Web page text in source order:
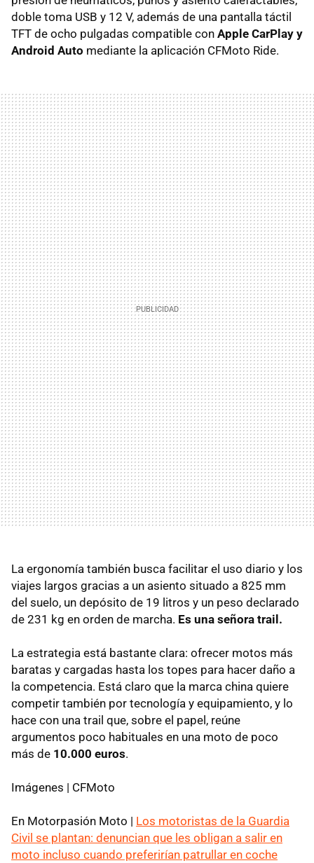
doble toma USB y 12 V, además de una pantalla táctil
TFT de ocho pulgadas compatible con Apple CarPlay y
Android Auto mediante la aplicación CFMoto Ride.
La ergonomía también busca facilitar el uso diario y los
viajes largos gracias a un asiento situado a 825 mm
del suelo, un depósito de 19 litros y un peso declarado
de 231 kg en orden de marcha. Es una señora trail.
La estrategia está bastante clara: ofrecer motos más
baratas y cargadas hasta los topes para hacer daño a
la competencia. Está claro que la marca china quiere
competir también por tecnología y equipamiento, y lo
hace con una trail que, sobre el papel, reúne
argumentos poco habituales en una moto de poco
más de 10.000 euros.
Imágenes | CFMoto
En Motorpasión Moto | Los motoristas de la Guardia
Civil se plantan: denuncian que les obligan a salir en
moto incluso cuando preferirían patrullar en coche